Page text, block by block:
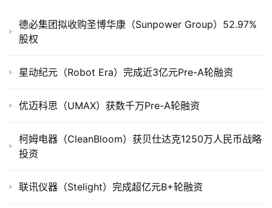
购
重
司
数
德必集团拟收购圣博华康（Sunpower Group）52.97%
股权
星动纪元（Robot Era）完成近3亿元Pre-A轮融资
优迈科思（UMAX）获数千万Pre-A轮融资
柯姆电器（CleanBloom）获贝仕达克1250万人民币战略
投资
联讯仪器（Stelight）完成超亿元B+轮融资